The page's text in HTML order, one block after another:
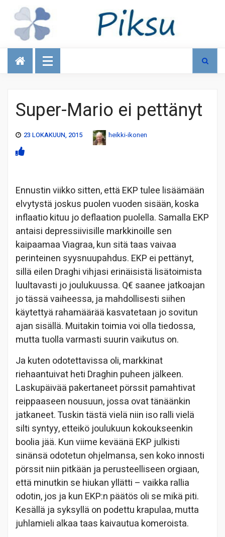
Talous
Super-Mario ei pettänyt
23 LOKAKUUN, 2015 heikki-ikonen
Ennustin viikko sitten, että EKP tulee lisäämään
elvytystä joskus puolen vuoden sisään, koska
inflaatio kituu jo deflaation puolella. Samalla EKP
antaisi depressiivisille markkinoille sen
kaipaamaa Viagraa, kun sitä taas vaivaa
perinteinen syysnuupahdus. EKP ei pettänyt,
sillä eilen Draghi vihjasi erinäisistä lisätoimista
luultavasti jo joulukuussa. Q€ saanee jatkoajan
jo tässä vaiheessa, ja mahdollisesti siihen
käytettyä rahamäärää kasvatetaan jo sovitun
ajan sisällä. Muitakin toimia voi olla tiedossa,
mutta tuolla varmasti suurin vaikutus on.
Ja kuten odotettavissa oli, markkinat
riehaantuivat heti Draghin puheen jälkeen.
Laskupäivää pakertaneet pörssit pamahtivat
reippaaseen nousuun, jossa ovat tänäänkin
jatkaneet. Tuskin tästä vielä niin iso ralli vielä
silti syntyy, etteikö joulukuun kokoukseenkin
boolia jää. Kun viime keväänä EKP julkisti
sinänsä odotetun ohjelmansa, sen koko innosti
pörssit niin pitkään ja perusteelliseen orgiaan,
että minutkin se hiukan yllätti – vaikka rallia
odotin, jos ja kun EKP:n päätös oli se mikä piti.
Kesällä ja syksyllä on podettu krapulaa, mutta
juhlamieli alkaa taas kaivautua komeroista.